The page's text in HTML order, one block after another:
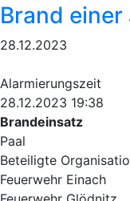
Brand
28.12.2023
Alarmierungszeit
28.12.2023 19:38
Brandeinsatz
Paal
Beteiligte
Feuerwehr Einach